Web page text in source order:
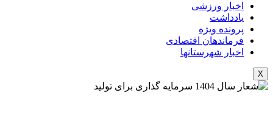
اخبار ورزشی
یادداشت
پرونده ویژه
فرماندهان اقتصادی
اخبار شهرستانها
X